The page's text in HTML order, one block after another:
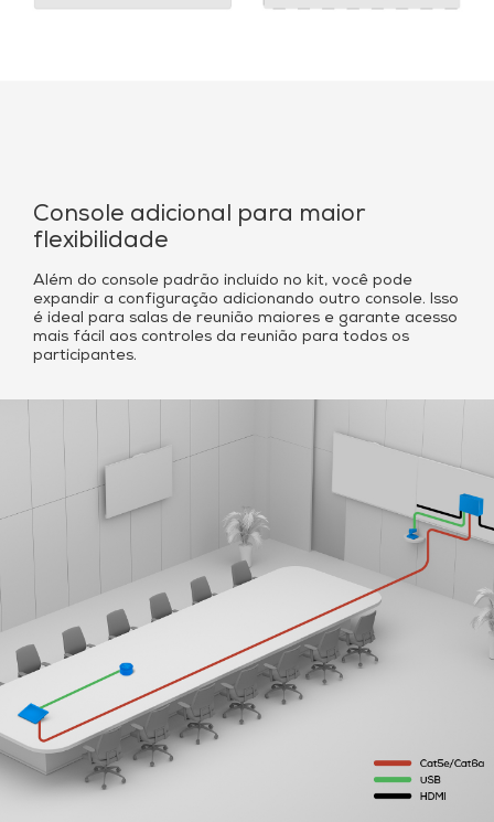
Console adicional para maior
flexibilidade
Além do console padrão incluído no kit, você pode
expandir a configuração adicionando outro console. Isso
é ideal para salas de reunião maiores e garante acesso
mais fácil aos controles da reunião para todos os
participantes.